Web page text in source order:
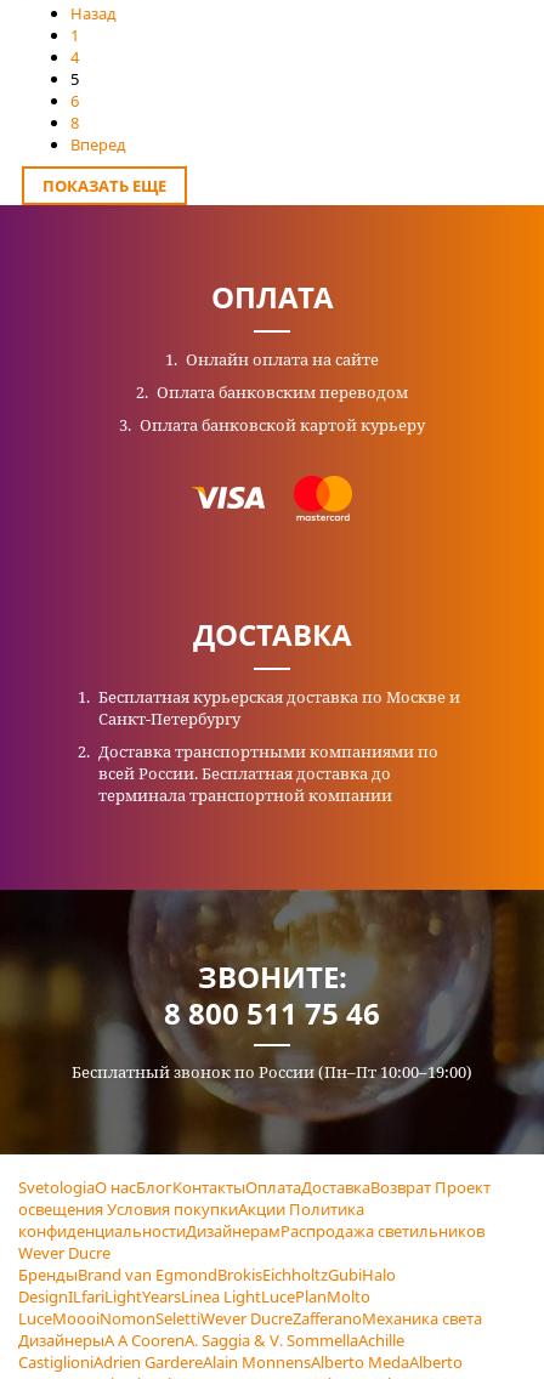
Назад
1
4
5
6
8
Вперед
ПОКАЗАТЬ ЕЩЕ
ОПЛАТА
Онлайн оплата на сайте
Оплата банковским переводом
Оплата банковской картой курьеру
ДОСТАВКА
Бесплатная курьерская доставка по Москве и
Санкт-Петербургу
Доставка транспортными компаниями по
всей России. Бесплатная доставка до
терминала транспортной компании
ЗВОНИТЕ:
8 800 511 75 46
Бесплатный звонок по России (Пн–Пт 10:00–19:00)
SvetologiaО насБлогКонтактыОплатаДоставкаВозврат Проект
освещенияУсловия покупкиАкции Политика
конфиденциальностиДизайнерамРаспродажа светильников
Wever Ducre
БрендыBrand van EgmondBrokisEichholtzGubiHalo
DesignILfariLightYearsLinea LightLucePlanMolto
LuceMoooiNomonSelettiWever DucreZafferanoМеханика света
ДизайнерыA A CoorenA. Saggia & V. SommellaAchille
CastiglioniAdrien GardereAlain MonnensAlberto MedaAlberto